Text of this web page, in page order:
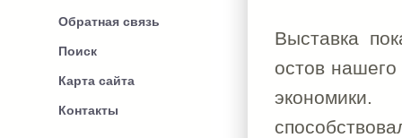
Обратная связь
Поиск
Карта сайта
Контакты
Выставка
остов
экономики.